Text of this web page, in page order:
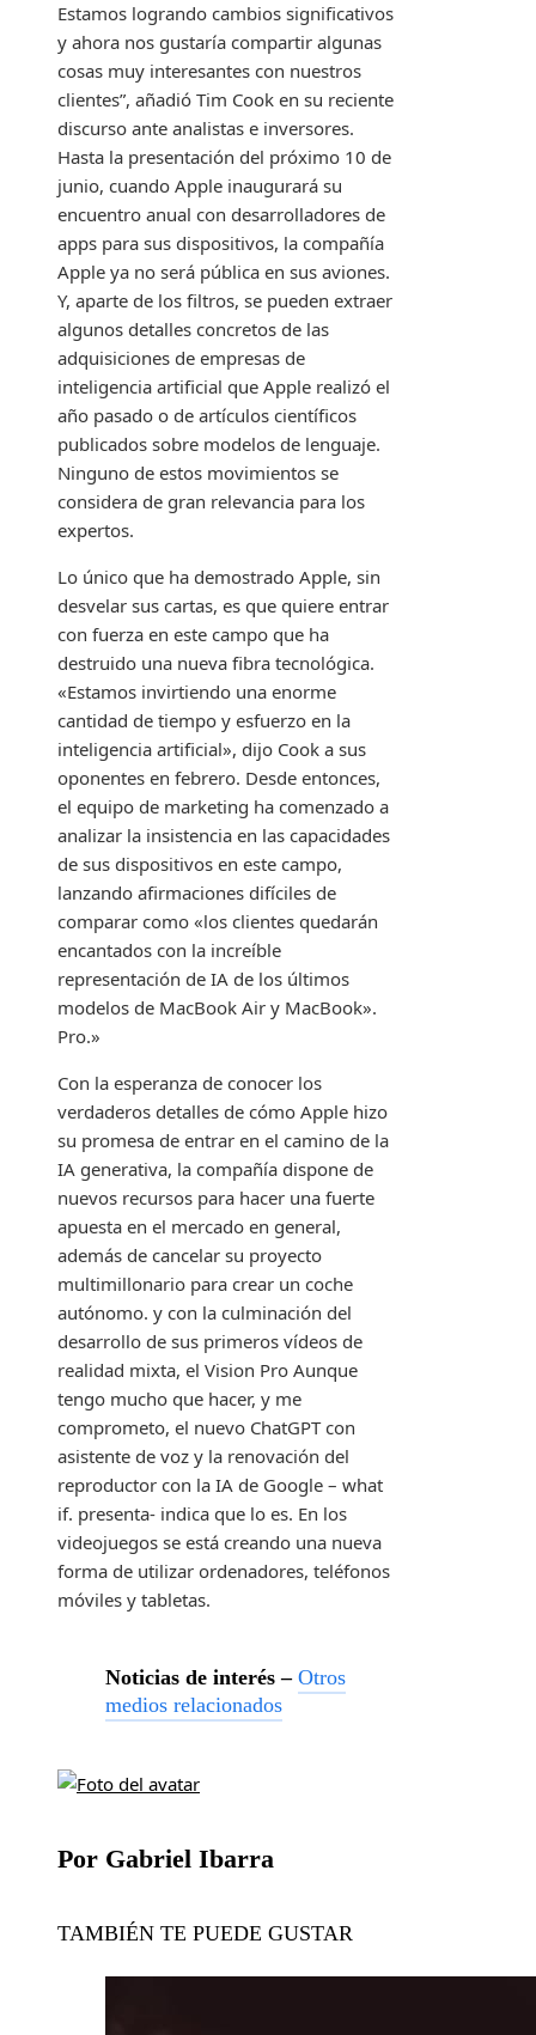
Estamos logrando cambios significativos
y ahora nos gustaría compartir algunas
cosas muy interesantes con nuestros
clientes”, añadió Tim Cook en su reciente
discurso ante analistas e inversores.
Hasta la presentación del próximo 10 de
junio, cuando Apple inaugurará su
encuentro anual con desarrolladores de
apps para sus dispositivos, la compañía
Apple ya no será pública en sus aviones.
Y, aparte de los filtros, se pueden extraer
algunos detalles concretos de las
adquisiciones de empresas de
inteligencia artificial que Apple realizó el
año pasado o de artículos científicos
publicados sobre modelos de lenguaje.
Ninguno de estos movimientos se
considera de gran relevancia para los
expertos.
Lo único que ha demostrado Apple, sin
desvelar sus cartas, es que quiere entrar
con fuerza en este campo que ha
destruido una nueva fibra tecnológica.
«Estamos invirtiendo una enorme
cantidad de tiempo y esfuerzo en la
inteligencia artificial», dijo Cook a sus
oponentes en febrero. Desde entonces,
el equipo de marketing ha comenzado a
analizar la insistencia en las capacidades
de sus dispositivos en este campo,
lanzando afirmaciones difíciles de
comparar como «los clientes quedarán
encantados con la increíble
representación de IA de los últimos
modelos de MacBook Air y MacBook».
Pro.»
Con la esperanza de conocer los
verdaderos detalles de cómo Apple hizo
su promesa de entrar en el camino de la
IA generativa, la compañía dispone de
nuevos recursos para hacer una fuerte
apuesta en el mercado en general,
además de cancelar su proyecto
multimillonario para crear un coche
autónomo. y con la culminación del
desarrollo de sus primeros vídeos de
realidad mixta, el Vision Pro Aunque
tengo mucho que hacer, y me
comprometo, el nuevo ChatGPT con
asistente de voz y la renovación del
reproductor con la IA de Google – what
if. presenta- indica que lo es. En los
videojuegos se está creando una nueva
forma de utilizar ordenadores, teléfonos
móviles y tabletas.
Noticias de interés – Otros
medios relacionados
Por Gabriel Ibarra
TAMBIÉN TE PUEDE GUSTAR